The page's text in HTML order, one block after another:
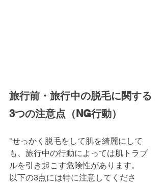
旅行前・旅行中の脱毛に関する
3つの注意点（NG行動）
"せっかく脱毛をして肌を綺麗にして
も、旅行中の行動によっては肌トラブ
ルを引き起こす危険性があります。
以下の3点には特に注意してくださ